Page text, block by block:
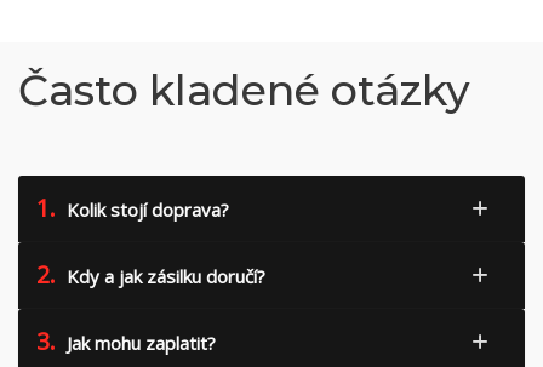
Často kladené otázky
1. Kolik stojí doprava?
2. Kdy a jak zásilku doručí?
3. Jak mohu zaplatit?